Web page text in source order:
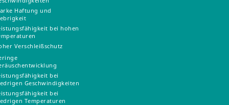
Haftung und
bei hohen
Verschleißschutz
bei
Geschwindigkeiten
bei
Temperaturen